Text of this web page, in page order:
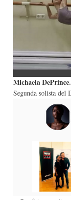
Michaela DePrince.
Segunda solista del